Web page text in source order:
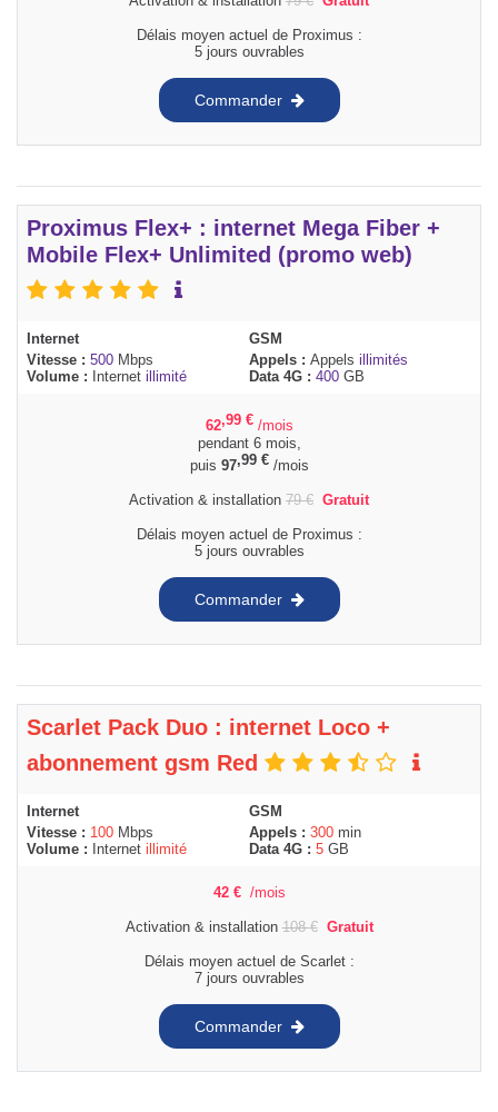
Délais moyen actuel de Proximus :
5 jours ouvrables
Commander
Proximus Flex+ : internet Mega Fiber +
Mobile Flex+ Unlimited (promo web)
Internet
Vitesse : 500 Mbps
Volume :
Internet illimité
GSM
Appels : Appels illimités
Data 4G : 400 GB
62,99 € /mois
pendant 6 mois,
puis 97,99 €/mois
Activation & installation 79€ Gratuit
Délais moyen actuel de Proximus :
5 jours ouvrables
Commander
Scarlet Pack Duo : internet Loco +
abonnement gsm Red
Internet
Vitesse : 100 Mbps
Volume :
Internet illimité
GSM
Appels : 300 min
Data 4G : 5 GB
42 € /mois
Activation & installation108€ Gratuit
Délais moyen actuel de Scarlet :
7 jours ouvrables
Commander